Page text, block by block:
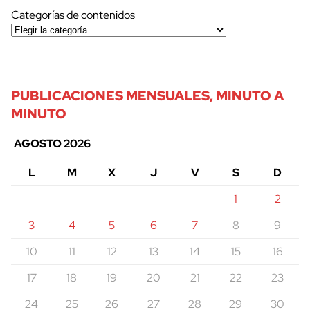
Categorías de contenidos
PUBLICACIONES MENSUALES, MINUTO A
MINUTO
AGOSTO 2026
L
M X J V S
D
1
2
3
4 5 6 7 8
9
10
11 12 13 14 15
16
17
18 19 20 21 22
23
24
25 26 27 28 29
30